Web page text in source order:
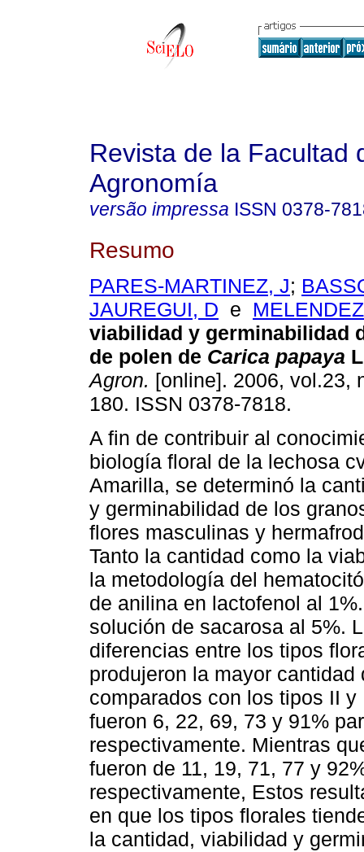
Revista de la Facultad
Agronomía
versão impressa ISSN 0378-
Resumo
PARES-MARTINEZ, J;
JAUREGUI, D e
viabilidad y germinabilidad
de polen de Carica papaya
Agron. [online]. 2006, vol.23,
180. ISSN 0378-7818.
A fin de contribuir al
biología floral de la lechosa
Amarilla, se determinó la
y germinabilidad de los
flores masculinas y
Tanto la cantidad como la
la metodología del
de anilina en lactofenol al
solución de sacarosa al 5%.
diferencias entre los tipos
produjeron la mayor
comparados con los tipos II
fueron 6, 22, 69, 73 y 91%
respectivamente. Mientras
fueron de 11, 19, 71, 77 y
respectivamente, Estos
en que los tipos florales
la cantidad, viabilidad y